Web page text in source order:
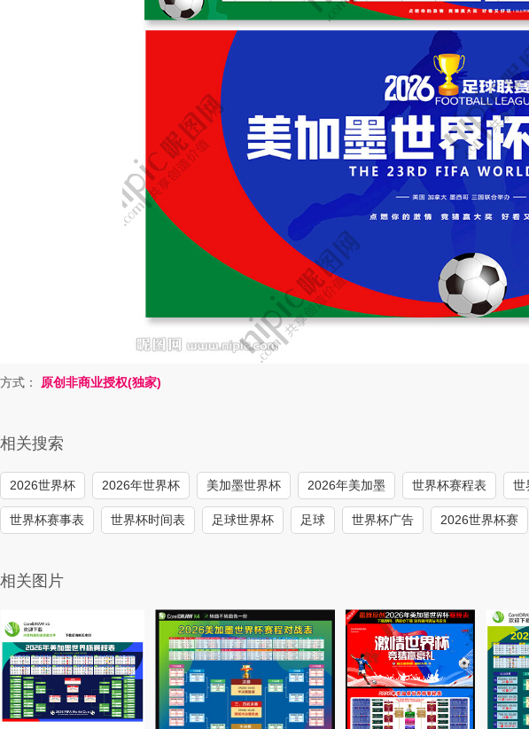
方式： 原创非商业授权(独家)
相关搜索
2026世界杯 2026年世界杯 美加墨世界杯 2026年美加墨 世界杯赛程表 世
世界杯赛事表 世界杯时间表 足球世界杯 足球 世界杯广告 2026世界杯赛
相关图片